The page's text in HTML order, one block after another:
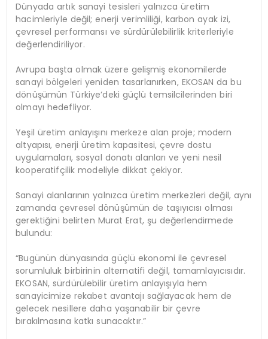
Dünyada artık sanayi tesisleri yalnızca üretim
hacimleriyle değil; enerji verimliliği, karbon ayak izi,
çevresel performansı ve sürdürülebilirlik kriterleriyle
değerlendiriliyor.
Avrupa başta olmak üzere gelişmiş ekonomilerde
sanayi bölgeleri yeniden tasarlanırken, EKOSAN da bu
dönüşümün Türkiye’deki güçlü temsilcilerinden biri
olmayı hedefliyor.
Yeşil üretim anlayışını merkeze alan proje; modern
altyapısı, enerji üretim kapasitesi, çevre dostu
uygulamaları, sosyal donatı alanları ve yeni nesil
kooperatifçilik modeliyle dikkat çekiyor.
Sanayi alanlarının yalnızca üretim merkezleri değil, aynı
zamanda çevresel dönüşümün de taşıyıcısı olması
gerektiğini belirten Murat Erat, şu değerlendirmede
bulundu:
“Bugünün dünyasında güçlü ekonomi ile çevresel
sorumluluk birbirinin alternatifi değil, tamamlayıcısıdır.
EKOSAN, sürdürülebilir üretim anlayışıyla hem
sanayicimize rekabet avantajı sağlayacak hem de
gelecek nesillere daha yaşanabilir bir çevre
bırakılmasına katkı sunacaktır.”